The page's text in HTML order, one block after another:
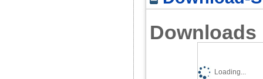
Downloads
Loading...